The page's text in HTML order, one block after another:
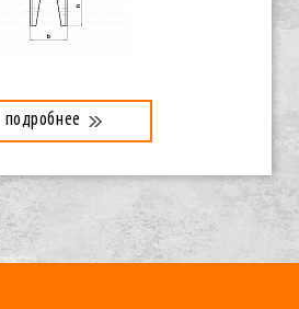
подробнее